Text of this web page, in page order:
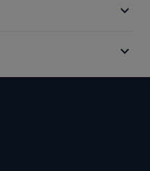
expand_more
expand_more